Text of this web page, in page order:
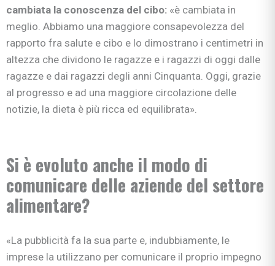
cambiata la conoscenza del cibo: «è cambiata in
meglio. Abbiamo una maggiore consapevolezza del
rapporto fra salute e cibo e lo dimostrano i centimetri in
altezza che dividono le ragazze e i ragazzi di oggi dalle
ragazze e dai ragazzi degli anni Cinquanta. Oggi, grazie
al progresso e ad una maggiore circolazione delle
notizie, la dieta è più ricca ed equilibrata».
Si è evoluto anche il modo di
comunicare delle aziende del settore
alimentare?
«La pubblicità fa la sua parte e, indubbiamente, le
imprese la utilizzano per comunicare il proprio impegno